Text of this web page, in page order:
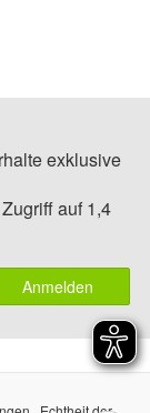
exklusive
auf 1,4
Anmelden